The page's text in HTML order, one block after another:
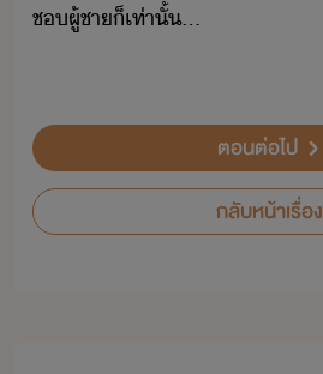
ช​ผู้ชา​็​เท่าั้​...
ตอนต่อไป
กลับหน้าเรื่อง